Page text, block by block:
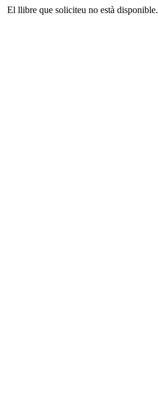
El llibre que soliciteu no està disponible.